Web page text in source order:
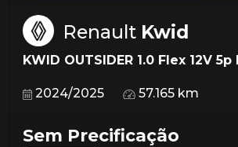
Renault Kwid
KWID OUTSIDER 1.0 Flex 12V 5p
2024/2025 57.165 km
Sem Precificação